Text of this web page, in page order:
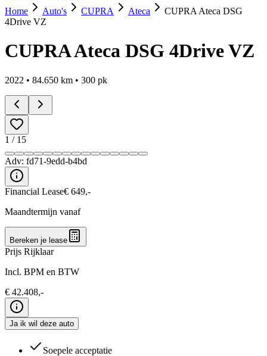
Home
Auto's CUPRA Ateca
CUPRA Ateca DSG
4Drive VZ
CUPRA Ateca DSG 4Drive VZ
2022 • 84.650 km • 300 pk
1 / 15
Adv: fd71-9edd-b4bd
Financial Lease€ 649,-
Maandtermijn vanaf
Bereken je lease
Prijs Rijklaar
Incl. BPM en BTW
€ 42.408,-
Ja ik wil deze auto
Soepele acceptatie